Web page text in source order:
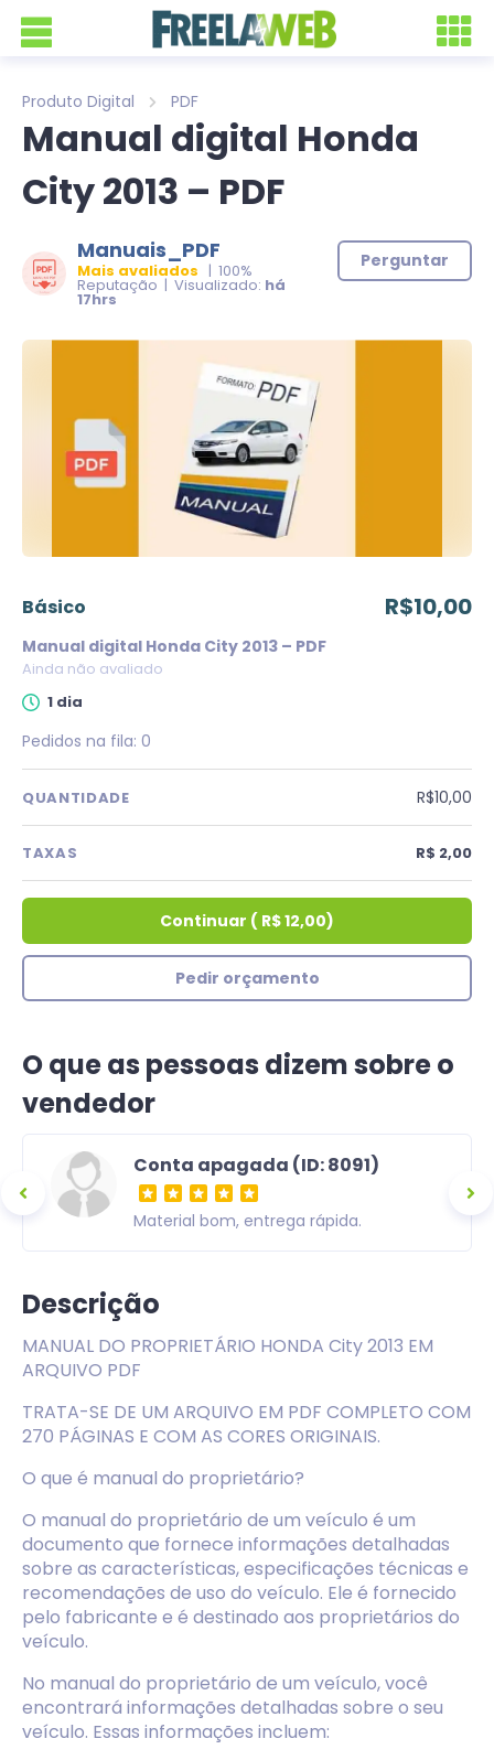
Produto Digital PDF
Manual digital Honda
City 2013 – PDF
Manuais_PDF
Mais avaliados | 100%
Reputação | Visualizado: há
17hrs
Perguntar
básico R$10,00
Manual digital Honda City 2013 – PDF
Ainda não avaliado
1 dia
Pedidos na fila: 0
QUANTIDADE R$10,00
TAXAS R$ 2,00
Continuar ( R$ 12,00)
Pedir orçamento
O que as pessoas dizem sobre o
vendedor
Conta apagada (ID: 8091)
Material bom, entrega rápida.
Descrição
MANUAL DO PROPRIETÁRIO HONDA City 2013 EM
ARQUIVO PDF
TRATA-SE DE UM ARQUIVO EM PDF COMPLETO COM
270 PÁGINAS E COM AS CORES ORIGINAIS.
O que é manual do proprietário?
O manual do proprietário de um veículo é um
documento que fornece informações detalhadas
sobre as características, especificações técnicas e
recomendações de uso do veículo. Ele é fornecido
pelo fabricante e é destinado aos proprietários do
veículo.
No manual do proprietário de um veículo, você
encontrará informações detalhadas sobre o seu
veículo. Essas informações incluem: